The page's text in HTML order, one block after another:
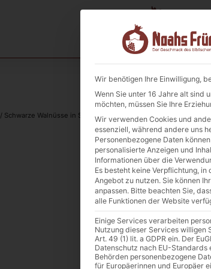
/ Schwarze Walnüsse in Sirup Boon Bariq (ganze Walnüsse) 430g.
Wir benötigen Ihre Einwilligung,
Wenn Sie unter 16 Jahre alt sind
möchten, müssen Sie Ihre
Wir verwenden Cookies und
essenziell, während andere uns
Personenbezogene Daten
personalisierte Anzeigen und
Informationen über die
Es besteht keine Verpflichtung,
Angebot zu nutzen. Sie können
anpassen. Bitte beachten Sie,
alle Funktionen der Website
Einige Services verarbeiten
Nutzung dieser Services willigen
Art. 49 (1) lit. a GDPR ein. Der
Datenschutz nach EU-Standards
Behörden personenbezogene
für Europäerinnen und Europäer